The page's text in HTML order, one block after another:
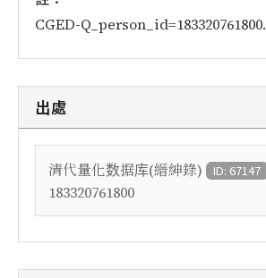
CGED-Q_person_id=183320761800.
出處
清代量化数据库(縉紳錄) ID: 67147
183320761800